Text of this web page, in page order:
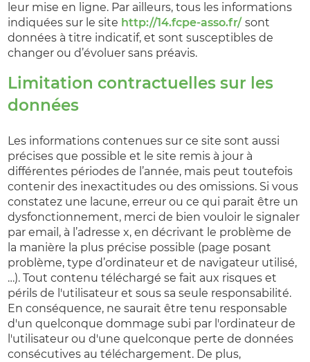
leur mise en ligne. Par ailleurs, tous les informations
indiquées sur le site http://14.fcpe-asso.fr/ sont
données à titre indicatif, et sont susceptibles de
changer ou d’évoluer sans préavis.
Limitation contractuelles sur les
données
Les informations contenues sur ce site sont aussi
précises que possible et le site remis à jour à
différentes périodes de l’année, mais peut toutefois
contenir des inexactitudes ou des omissions. Si vous
constatez une lacune, erreur ou ce qui parait être un
dysfonctionnement, merci de bien vouloir le signaler
par email, à l’adresse x, en décrivant le problème de
la manière la plus précise possible (page posant
problème, type d’ordinateur et de navigateur utilisé,
…). Tout contenu téléchargé se fait aux risques et
périls de l'utilisateur et sous sa seule responsabilité.
En conséquence, ne saurait être tenu responsable
d'un quelconque dommage subi par l'ordinateur de
l'utilisateur ou d'une quelconque perte de données
consécutives au téléchargement. De plus,